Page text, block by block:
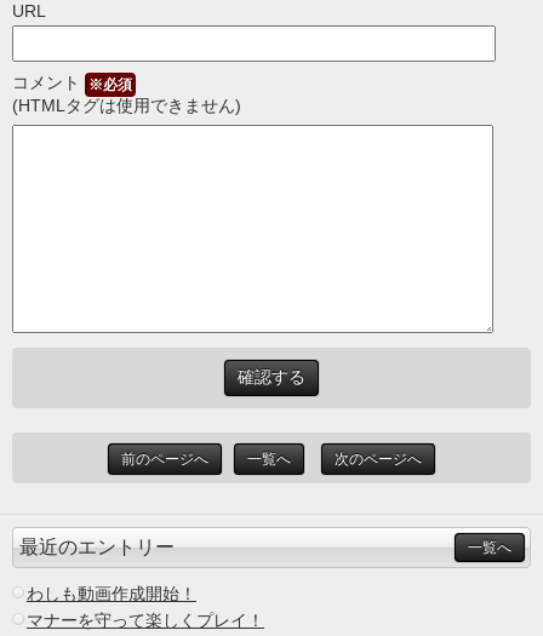
URL
コメント ※必須
(HTMLタグは使用できません)
前のページへ 一覧へ 次のページへ
最近のエントリー 一覧へ
わしも動画作成開始！
マナーを守って楽しくプレイ！